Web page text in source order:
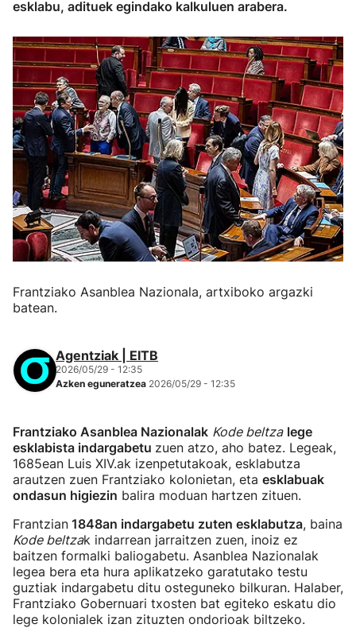
esklabu, adituek egindako kalkuluen arabera.
Frantziako Asanblea Nazionala, artxiboko argazki
batean.
Agentziak | EITB
2026/05/29 - 12:35
Azken eguneratzea 2026/05/29 - 12:35
Frantziako Asanblea Nazionalak Kode beltza lege
esklabista indargabetu zuen atzo, aho batez. Legeak,
1685ean Luis XIV.ak izenpetutakoak, esklabutza
arautzen zuen Frantziako kolonietan, eta esklabuak
ondasun higiezin balira moduan hartzen zituen.
Frantzian 1848an indargabetu zuten esklabutza, baina
Kode beltzak indarrean jarraitzen zuen, inoiz ez
baitzen formalki baliogabetu. Asanblea Nazionalak
legea bera eta hura aplikatzeko garatutako testu
guztiak indargabetu ditu osteguneko bilkuran. Halaber,
Frantziako Gobernuari txosten bat egiteko eskatu dio
lege kolonialek izan zituzten ondorioak biltzeko.